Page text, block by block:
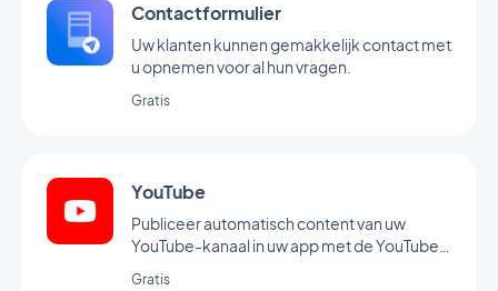
Contactformulier
Uw klanten kunnen gemakkelijk contact met
u opnemen voor al hun vragen.
Gratis
YouTube
Publiceer automatisch content van uw
YouTube-kanaal in uw app met de YouTube-
Gratis